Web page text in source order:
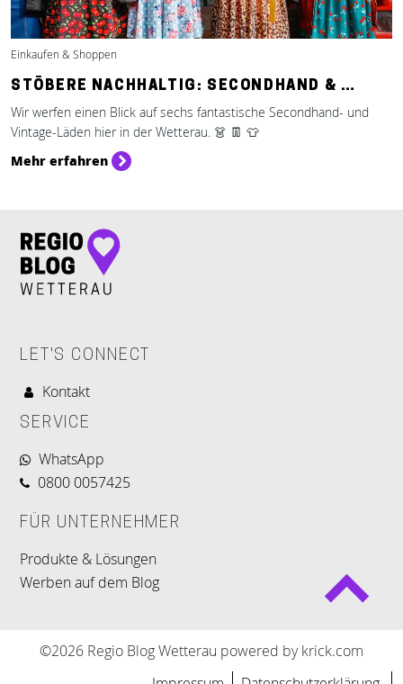
Einkaufen & Shoppen
STÖBERE NACHHALTIG: SECONDHAND & …
Wir werfen einen Blick auf sechs fantastische Secondhand- und
Vintage-Läden hier in der Wetterau. 👗 👖 👕
Mehr erfahren
LET'S CONNECT
Kontakt
SERVICE
WhatsApp
0800 0057425
FÜR UNTERNEHMER
Produkte & Lösungen
Werben auf dem Blog
©2026 Regio Blog Wetterau powered by krick.com